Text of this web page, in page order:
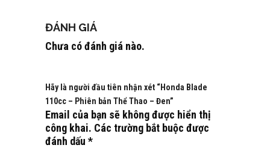
ĐÁNH GIÁ
Chưa có đánh giá nào.
Hãy là người đầu tiên nhận xét “Honda Blade
110cc – Phiên bản Thể Thao – Đen”
Email của bạn sẽ không được hiển thị
công khai. Các trường bắt buộc được
đánh dấu *